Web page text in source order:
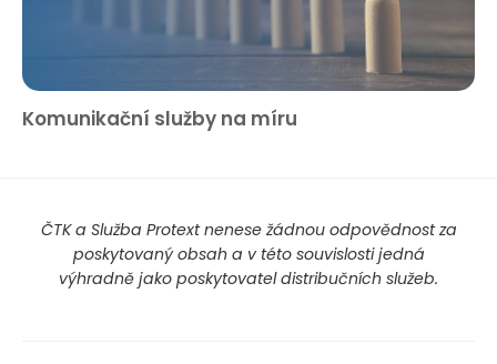
Komunikační služby na míru
ČTK a Služba Protext nenese žádnou odpovědnost za
poskytovaný obsah a v této souvislosti jedná
výhradně jako poskytovatel distribučních služeb.